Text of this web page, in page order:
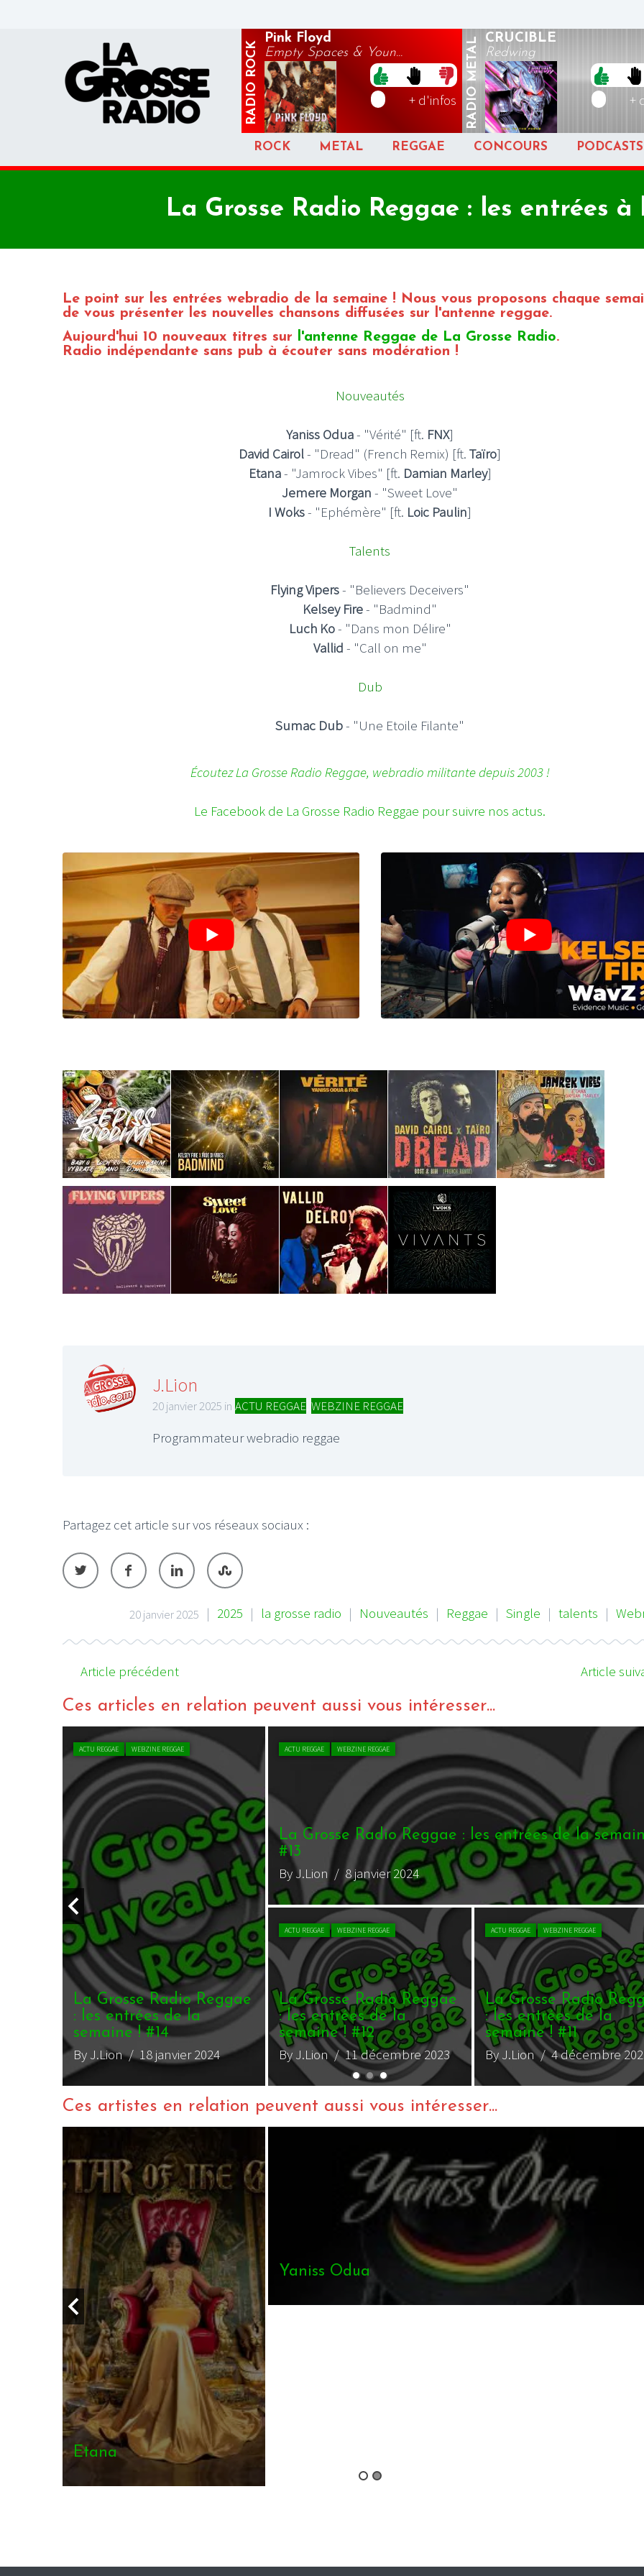
RADIO
ROCK
Pink Floyd
Empty Spaces & Youn...
+ d'infos RADIO
METAL CRUCIBLE
Redwing
+
ROCK METAL REGGAE CONCOURS PODCASTS
La Grosse Radio Reggae : les entrées à
Le point sur les entrées webradio de la semaine ! Nous vous proposons chaque
de vous présenter les nouvelles chansons diffusées sur l'antenne reggae.
Aujourd'hui 10 nouveaux titres sur
l'antenne Reggae de La Grosse Radio.
Radio indépendante sans pub à écouter sans modération !
Nouveautés
Yaniss Odua- "Vérité" [ft. FNX]
David Cairol- "Dread" (French Remix) [ft. Taïro]
Etana- "Jamrock Vibes" [ft. Damian Marley]
Jemere Morgan - "Sweet Love"
I Woks- "Ephémère" [ft. Loic Paulin]
Talents
Flying Vipers- "Believers Deceivers"
Kelsey Fire- "Badmind"
Luch Ko- "Dans mon Délire"
Vallid - "Call on me"
Dub
Sumac Dub- "Une Etoile Filante"
Écoutez La Grosse Radio Reggae, webradio militante depuis 2003 !
Le Facebook de La Grosse Radio Reggae pour suivre nos actus.
J.Lion
20 janvier 2025 in ACTU REGGAE WEBZINE REGGAE
Programmateur webradio reggae
Partagez cet article sur vos réseaux sociaux :
20 janvier 2025 | 2025 | la grosse radio | Nouveautés | Reggae | Single | talents |
Article précédent Article
Ces articles en relation peuvent aussi vous intéresser...
ACTU REGGAE WEBZINE REGGAE
La Grosse Radio Reggae
: les entrées de la
semaine ! #10
By J.Lion/ 27 novembre 2023
ACTU REGGAE WEBZINE REGGAE
La Grosse Radio Reggae : les entrées de la
#1
By J.Lion/ 8 septembre 2023
Ces artistes en relation peuvent aussi vous intéresser...
Sumac Dub
Jemere Morgan
LE GROS RIFFIFI
LE GROS RIFFIFI –
Christmas Riffifi 2025 !!!
LE GROS RIFFIFI
LE GROS RIFFIFI – Surfin’
The Covers !!!
LE GROS RIFFIFI
LE GROS RIFFIFI –
Littératurock !!!